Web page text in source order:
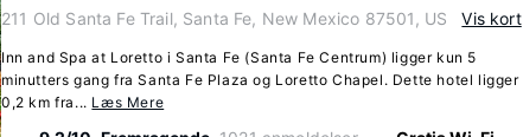
211 Old Santa Fe Trail, Santa Fe, New Mexico 87501, US Vis kort
Inn and Spa at Loretto i Santa Fe (Santa Fe Centrum) ligger kun 5
minutters gang fra Santa Fe Plaza og Loretto Chapel. Dette hotel ligger
0,2 km fra... Læs Mere